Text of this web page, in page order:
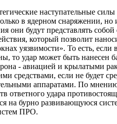
наступательные
в ядерном снаряжении, но
они будут представлять собой
который позволит
уязвимости». То есть, если
то удар может быть нанесен
- авиацией и крылатыми
средствами, если не будет
аппаратами. По
удара
на бурно развивающуюся
ПРО.